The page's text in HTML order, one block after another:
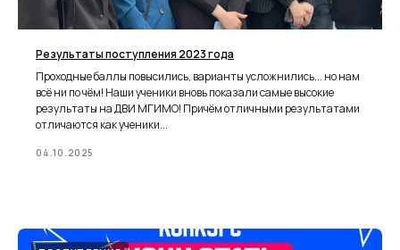
Результаты поступления 2023 года
Проходные баллы повысились, варианты усложнились... но нам
всё ни по чём! Наши ученики вновь показали самые высокие
результаты на ДВИ МГИМО! Причём отличными результатами
отличаются как ученики...
04.10.2025